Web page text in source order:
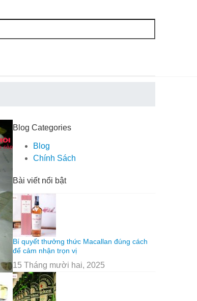
Blog Categories
Blog
Chính Sách
Bài viết nổi bật
Bí quyết thưởng thức Macallan đúng cách
để cảm nhận trọn vị
15 Tháng mười hai, 2025